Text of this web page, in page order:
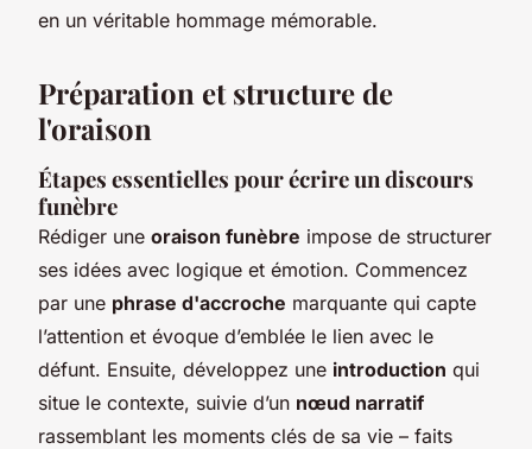
en un véritable hommage mémorable.
Préparation et structure de
l'oraison
Étapes essentielles pour écrire un discours
funèbre
Rédiger une oraison funèbre impose de structurer
ses idées avec logique et émotion. Commencez
par une phrase d'accroche marquante qui capte
l’attention et évoque d’emblée le lien avec le
défunt. Ensuite, développez une introduction qui
situe le contexte, suivie d’un nœud narratif
rassemblant les moments clés de sa vie – faits